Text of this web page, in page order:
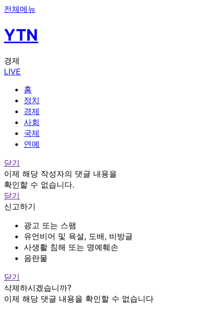
전체메뉴
YTN
경제
LIVE
홈
정치
경제
사회
국제
연예
닫기
이제 해당 작성자의 댓글 내용을
확인할 수 없습니다.
닫기
신고하기
광고 또는 스팸
유언비어 및 욕설, 도배, 비방글
사생활 침해 또는 명예훼손
음란물
닫기
삭제하시겠습니까?
이제 해당 댓글 내용을 확인할 수 없습니다